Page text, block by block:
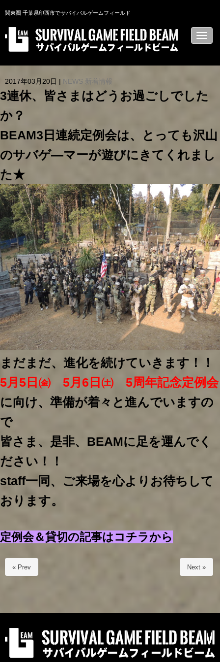
関東圏 千葉県印西市でサバイバルゲームフィールド
N
a
g
i
o
2017年03月20日 NEWS 新着情報
3連休、皆さまはどうお過ごしでした
か？
BEAM3日連続定例会は、とっても沢山
のサバゲ―マーが遊びにきてくれまし
た★
まだまだ、進化を続けていきます！！
5月5日㈮ 5月6日㈯ 5周年記念定例会
に向け、準備が着々と進んでいますの
で
皆さま、是非、BEAMに足を運んでく
ださい！！
staff一同、ご来場を心よりお待ちして
おります。
定例会＆貸切の記事はコチラから
« Prev Next »